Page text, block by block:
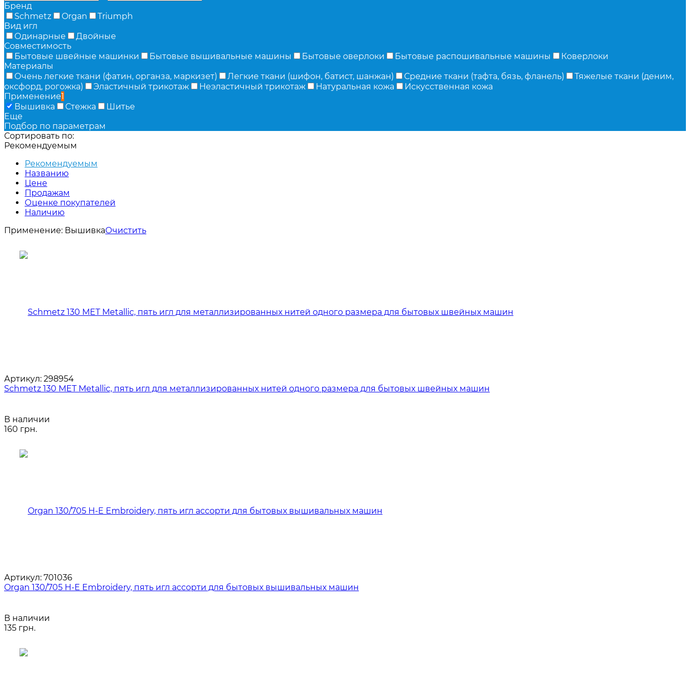
Бренд
Schmetz
Organ
Triumph
Вид игл
Одинарные
Двойные
Совместимость
Бытовые швейные машинки
Бытовые вышивальные машины Бытовые оверлоки Бытовые распошивальные машины
Коверлоки
Материалы
Очень легкие ткани (фатин, органза, маркизет)
Легкие ткани (шифон, батист, шанжан) Средние ткани (тафта, бязь, фланель)
Тяжелые ткани (деним,
оксфорд, рогожка)
Эластичный трикотаж Неэластичный трикотаж Натуральная кожа
Искусственная кожа
Применение1
Вышивка
Стежка
Шитье
Еще
Подбор по параметрам
Сортировать по:
Рекомендуемым
Рекомендуемым
Названию
Цене
Продажам
Оценке покупателей
Наличию
Применение: ВышивкаОчистить
Артикул: 298954
Schmetz 130 MET Metallic, пять игл для металлизированных нитей одного размера для бытовых швейных машин
В наличии
160 грн.
Артикул: 701036
Organ 130/705 H-E Embroidery, пять игл ассорти для бытовых вышивальных машин
В наличии
135 грн.